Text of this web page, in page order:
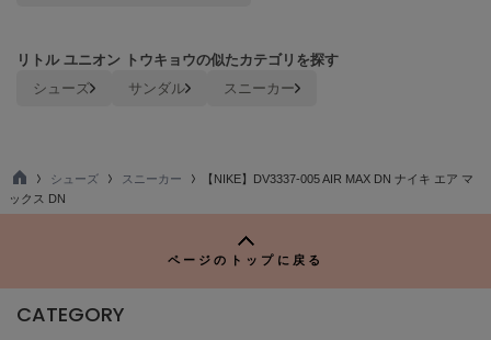
MICHU COQUETTE
ミチュ コケット
miies miim
ミーエスミーム
リトル ユニオン トウキョウの似たカテゴリを探す
シューズ サンダル スニーカー
TO
P
シューズ スニーカー
【NIKE】DV3337-005 AIR MAX DN ナイキ エア マ
ックス DN
ページのトップに戻る
CATEGORY